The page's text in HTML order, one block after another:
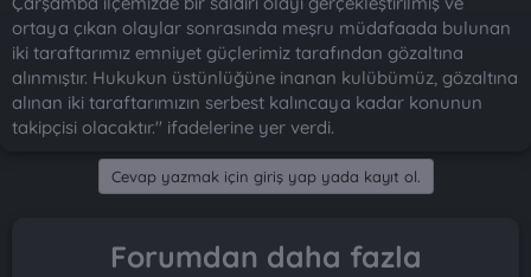
ortaya çıkan olaylar sonrasında meşru müdafaada bulunan
iki taraftarımız emniyet güçlerimiz tarafından gözaltına
alınmıştır. Hukukun üstünlüğüne inanan kulübümüz, gözaltına
alınan iki taraftarımızın serbest kalıncaya kadar konunun
takipçisi olacaktır." ifadelerine yer verdi.
Cevap yazmak için giriş yap yada kayıt ol.
Forumdan daha fazla